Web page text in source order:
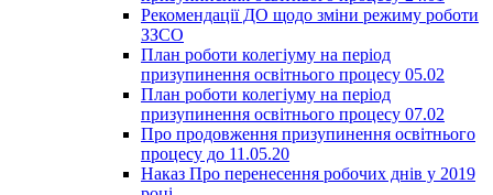
Рекомендації ДО щодо зміни режиму роботи
ЗЗСО
План роботи колегіуму на період
призупинення освітнього процесу 05.02
План роботи колегіуму на період
призупинення освітнього процесу 07.02
Про продовження призупинення освітнього
процесу до 11.05.20
Наказ Про перенесення робочих днів у 2019